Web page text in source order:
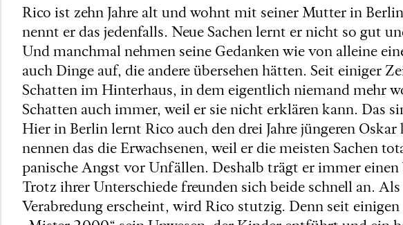
Rico ist zehn Jahre alt und wohnt mit seiner Mutter in
nennt er das jedenfalls. Neue Sachen lernt er nicht so gut
Und manchmal nehmen seine Gedanken wie von alleine
auch Dinge auf, die andere übersehen hätten. Seit einiger
Schatten im Hinterhaus, in dem eigentlich niemand mehr
Schatten auch immer, weil er sie nicht erklären kann. Das
Hier in Berlin lernt Rico auch den drei Jahre jüngeren
nennen das die Erwachsenen, weil er die meisten Sachen
panische Angst vor Unfällen. Deshalb trägt er immer
Trotz ihrer Unterschiede freunden sich beide schnell an.
Verabredung erscheint, wird Rico stutzig. Denn seit